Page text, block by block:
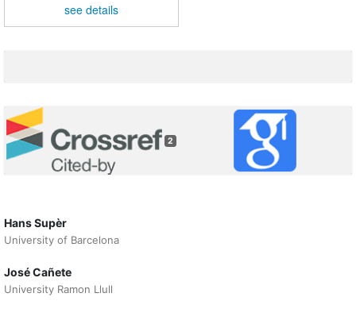
see details
2
Hans Supèr
University of Barcelona
José Cañete
University Ramon Llull